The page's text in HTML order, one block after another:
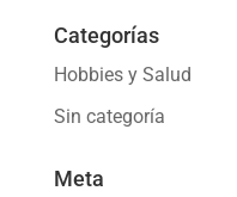
Categorías
Hobbies y Salud
Sin categoría
Meta